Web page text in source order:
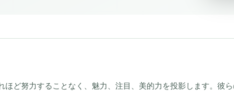
ほど努力することなく、魅力、注目、美的力を投影します。彼